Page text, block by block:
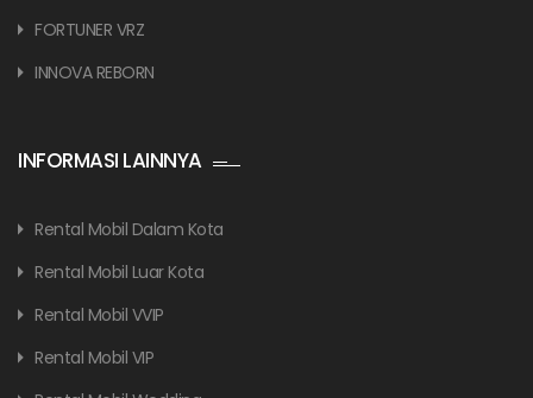
FORTUNER VRZ
INNOVA REBORN
INFORMASI LAINNYA
Rental Mobil Dalam Kota
Rental Mobil Luar Kota
Rental Mobil VVIP
Rental Mobil VIP